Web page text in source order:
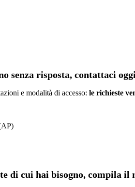
senza risposta, contattaci
e modalità di accesso: le richieste
di cui hai bisogno, compila il